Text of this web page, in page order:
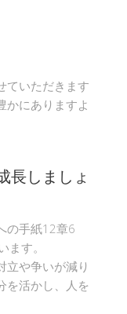
ていただきます
かにありますよ
長しましょ
の手紙12章6
す。
立や争いが減り
を活かし、人を